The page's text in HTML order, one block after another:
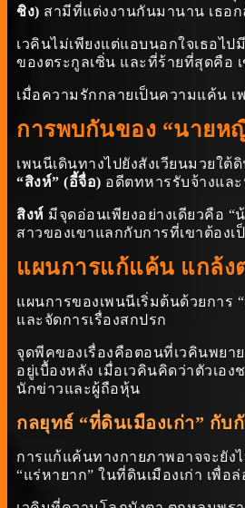
ชิง) สามีที่แต่งงานกันมานาน เธอ
เวคินไม่เพียงแต่แอบนอกใจเธอไ
ของตระกูลเซิ่น และที่ร้ายที่สุดคือ
เมื่อความรักกลายเป็นความแค้น เ
การพบกันของ “นายห
เพนนีเดินทางไปยังสังเวียนมวยใ
“สิงห์” (อี้จื่อ) อดีตทหารรับจ้างแล
สิงห์ มีจุดอ่อนเพียงอย่างเดียวคือ
สาวของเขาแลกกับการที่เขาต้อง
แผนการแก้แค้น แกล้ง
แผนการของเพนนีเริ่มต้นด้วยการ
และจัดการเรื่องสกปรก
จุดพีคของเรื่องคือตอนที่เวคินพยา
อยู่เบื้องหลัง เมื่อเวคินคิดว่าตัวเอ
นักข่าวและผู้ถือหุ้น
กลยุทธ์ “ที่ดินเมืองเก่า” กับ
การแก้แค้นทางกายภาพอาจจะยัง
“แร่หายาก” ในที่ดินเมืองเก่า เพื่